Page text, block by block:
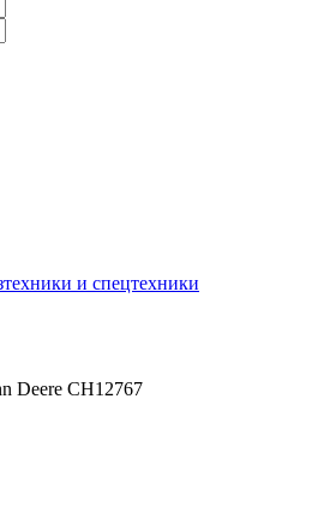
и спецтехники
Deere CH12767